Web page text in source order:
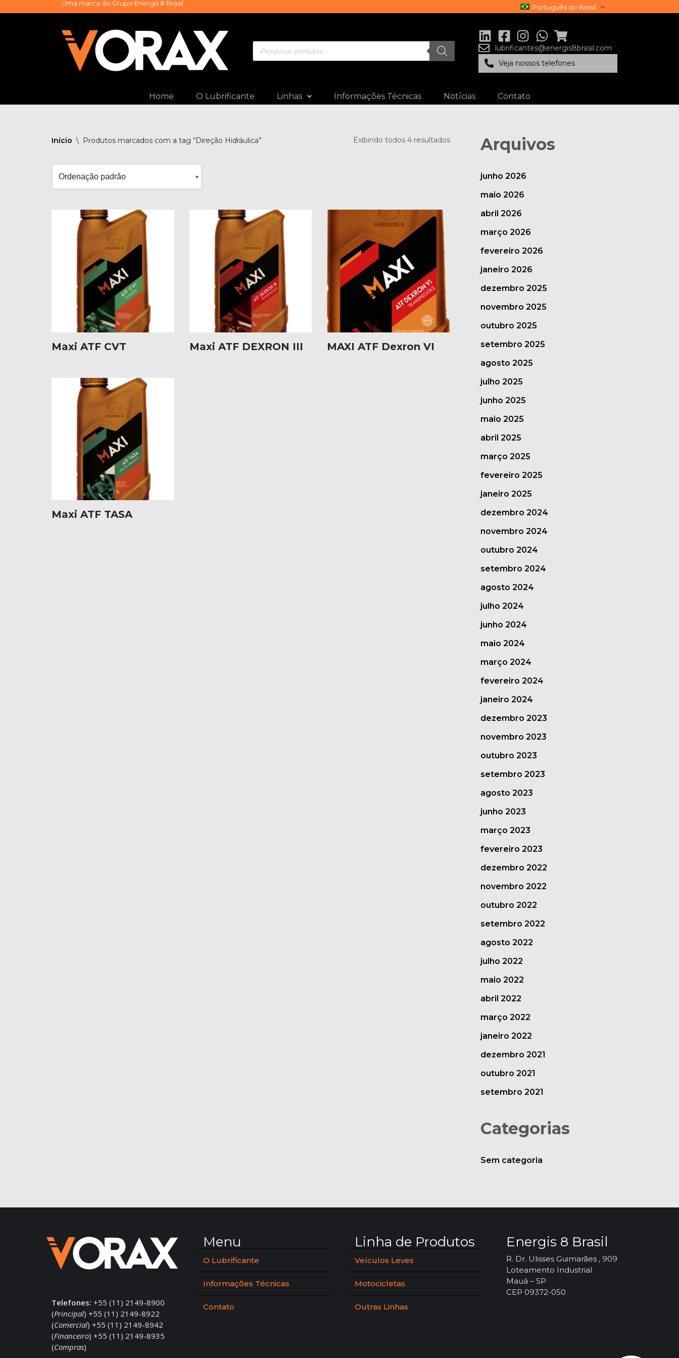
Uma marca do Grupo Energis 8 Brasil Português do Brasil
lubrificantes@energis8brasil.com
Veja nossos telefones
Home O Lubrificante Linhas Informações Técnicas Notícias Contato
Início \ Produtos marcados com a tag “Direção Hidráulica” Exibindo todos 4 resultados
Maxi ATF CVT Maxi ATF DEXRON III MAXI ATF Dexron VI
Maxi ATF TASA
Arquivos
junho 2026
maio 2026
abril 2026
março 2026
fevereiro 2026
janeiro 2026
dezembro 2025
novembro 2025
outubro 2025
setembro 2025
agosto 2025
julho 2025
junho 2025
maio 2025
abril 2025
março 2025
fevereiro 2025
janeiro 2025
dezembro 2024
novembro 2024
outubro 2024
setembro 2024
agosto 2024
julho 2024
junho 2024
maio 2024
março 2024
fevereiro 2024
janeiro 2024
dezembro 2023
novembro 2023
outubro 2023
setembro 2023
agosto 2023
junho 2023
março 2023
fevereiro 2023
dezembro 2022
novembro 2022
outubro 2022
setembro 2022
agosto 2022
julho 2022
maio 2022
abril 2022
março 2022
janeiro 2022
dezembro 2021
outubro 2021
setembro 2021
Categorias
Sem categoria
Telefones: +55 (11) 2149-8900
(Principal) +55 (11) 2149-8922
(Comercial) +55 (11) 2149-8942
(Financeiro) +55 (11) 2149-8935
(Compras)
Menu
O Lubrificante
Informações Técnicas
Contato
Linha de Produtos
Veículos Leves
Motocicletas
Outras Linhas
Energis 8 Brasil
R. Dr. Ulisses Guimarães , 909
Loteamento Industrial
Mauá – SP
CEP 09372-050